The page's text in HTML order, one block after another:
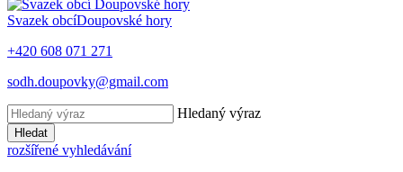
Svazek obcíDoupovské hory
+420 608 071 271
sodh.doupovky@gmail.com
Hledaný výraz
Hledat
rozšířené vyhledávání